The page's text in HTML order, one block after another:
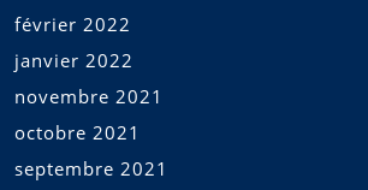
février 2022
janvier 2022
novembre 2021
octobre 2021
septembre 2021